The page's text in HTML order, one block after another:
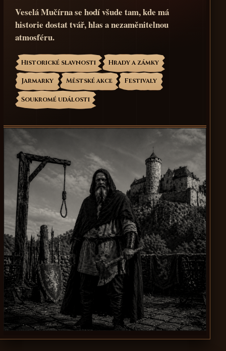
Veselá Mučírna se hodí všude tam, kde má
historie dostat tvář, hlas a nezaměnitelnou
atmosféru.
Historické slavnosti Hrady a zámky
Jarmarky Městské akce Festivaly
Soukromé události